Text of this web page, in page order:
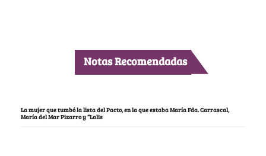
Notas Recomendadas
La mujer que tumbó la lista del Pacto, en la que estaba María Fda. Carrascal,
María del Mar Pizarro y “Lalis